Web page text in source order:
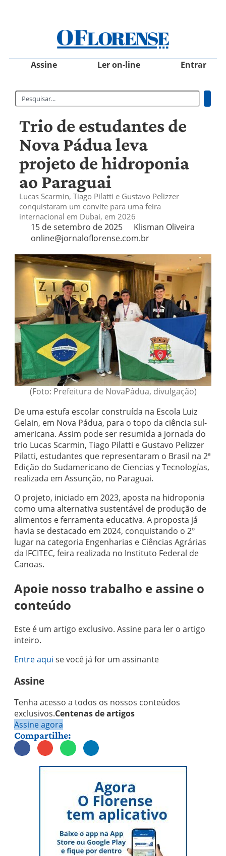
Assine Ler on-line Entrar
Trio de estudantes de
Nova Pádua leva
projeto de hidroponia
ao Paraguai
Lucas Scarmin, Tiago Pilatti e Gustavo Pelizzer
conquistaram um convite para uma feira
internacional em Dubai, em 2026
15 de setembro de 2025
Klisman Oliveira
online@jornaloflorense.com.br
(Foto: Prefeitura de NovaPádua, divulgação)
De uma estufa escolar construída na Escola Luiz
Gelain, em Nova Pádua, para o topo da ciência sul-
americana. Assim pode ser resumida a jornada do
trio Lucas Scarmin, Tiago Pilatti e Gustavo Pelizzer
Pilatti, estudantes que representaram o Brasil na 2ª
Edição do Sudamericano de Ciencias y Tecnologías,
realizada em Assunção, no Paraguai.
O projeto, iniciado em 2023, aposta na hidroponia
como uma alternativa sustentável de produção de
alimentos e ferramenta educativa. A proposta já
havia se destacado em 2024, conquistando o 2º
lugar na categoria Engenharias e Ciências Agrárias
da IFCITEC, feira realizada no Instituto Federal de
Canoas.
Apoie nosso trabalho e assine o
conteúdo
Este é um artigo exclusivo. Assine para ler o artigo
inteiro.
Entre aqui se você já for um assinante
Assine
Tenha acesso a todos os nossos conteúdos
exclusivos.Centenas de artigos
Assine agora
Compartilhe: